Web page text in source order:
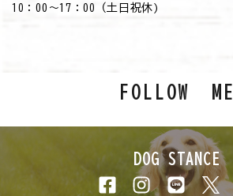
10：00～17：00（土日祝休)
FOLLOW ME
DOG STANCE